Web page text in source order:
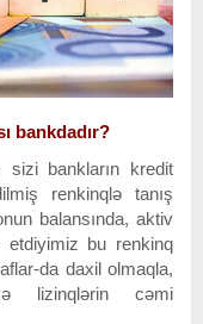
bankdadır?
sizi bankların kredit
renkinqlə tanış
balansında, aktiv
etdiyimiz bu renkinq
da daxil olmaqla,
lizinqlərin cəmi